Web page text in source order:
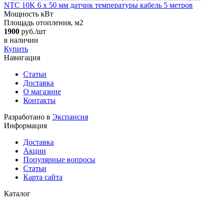
NTC 10K 6 х 50 мм датчик температуры кабель 5 метров
Мощность кВт
Площадь отопления, м2
1900 руб./шт
в наличии
Купить
Навигация
Статьи
Доставка
О магазине
Контакты
Разработано в Экспансия
Информация
Доставка
Акции
Популярные вопросы
Статьи
Карта сайта
Каталог